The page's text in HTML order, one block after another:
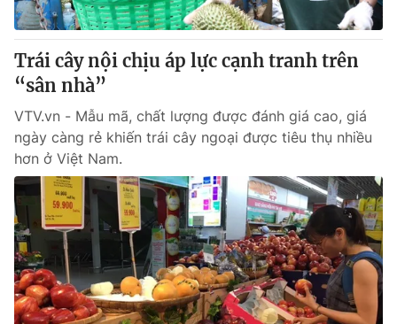
Trái cây nội chịu áp lực cạnh tranh trên
“sân nhà”
VTV.vn - Mẫu mã, chất lượng được đánh giá cao, giá
ngày càng rẻ khiến trái cây ngoại được tiêu thụ nhiều
hơn ở Việt Nam.